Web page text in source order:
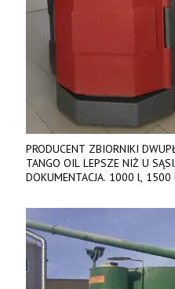
PRODUCENT ZBIORNIKI
TANGO OIL LEPSZE NIŻ U
DOKUMENTACJA. 1000 l,
842 737, www.tango-oil.pl